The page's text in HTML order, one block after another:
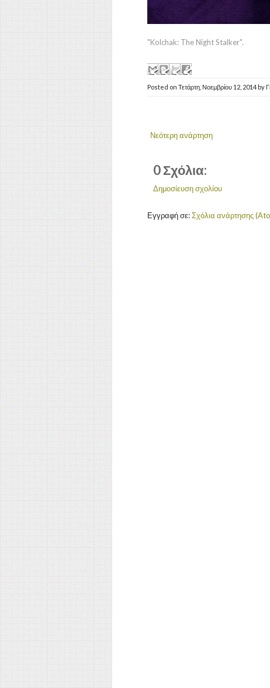
"Kolchak: The Night Stalker".
Posted on Τετάρτη, Νοεμβρίου 12, 2014 by
Νεότερη ανάρτηση
0 Σχόλια:
Δημοσίευση σχολίου
Εγγραφή σε:Σχόλια ανάρτησης